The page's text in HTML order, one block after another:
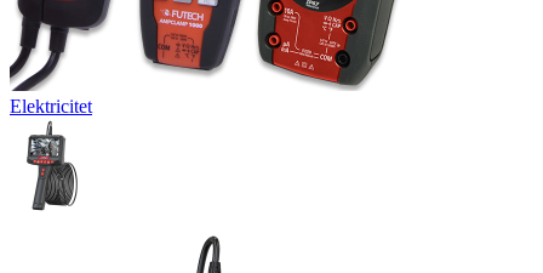
Elektricitet